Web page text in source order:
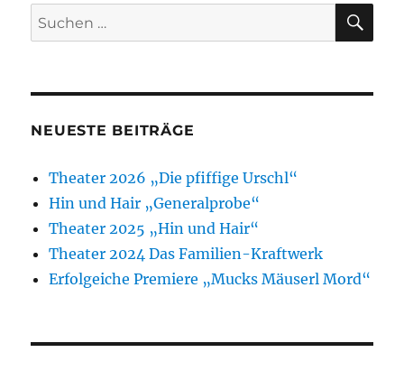
Suchen
nach:
NEUESTE BEITRÄGE
Theater 2026 „Die pfiffige Urschl“
Hin und Hair „Generalprobe“
Theater 2025 „Hin und Hair“
Theater 2024 Das Familien-Kraftwerk
Erfolgeiche Premiere „Mucks Mäuserl Mord“